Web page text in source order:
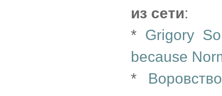
из сети:
* Grigory
because
*